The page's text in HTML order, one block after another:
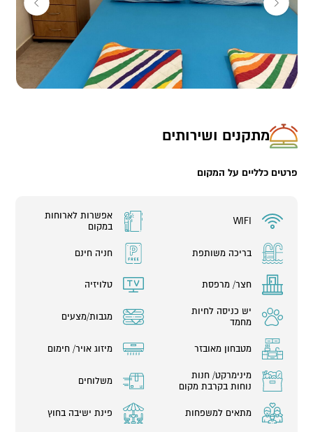
מתאים לזוגות, משפחה או חברים.
מתקנים ושירותים
פרטים כלליים על המקום
WIFI
אפשרות לארוחות
במקום
בריכה משותפת חניה חינם
חצר/ מרפסת טלויזיה
יש כניסה לחיות
מחמד
מגבות/מצעים
מטבחון מאובזר מיזוג אויר/ חימום
מינימרקט/ חנות
נוחות בקרבת מקום
משלוחים
מתאים למשפחות פינת ישיבה בחוץ